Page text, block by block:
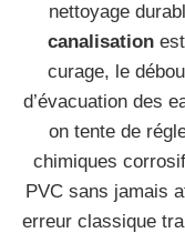
nettoyage
canalisationest
curage, le
d’évacuation des
on tente de
chimiques
PVC sans jamais
erreur classique